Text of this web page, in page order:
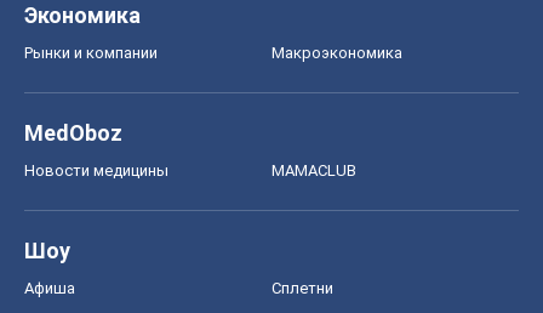
Экономика
Рынки и компании Mакроэкономика
MedOboz
Новости медицины MAMACLUB
Шоу
Афиша Сплетни